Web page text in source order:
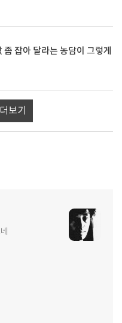
잡아 달라는 농담이 그렇게
보기